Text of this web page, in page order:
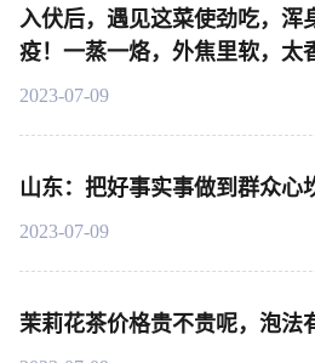
入伏后，遇见这菜使劲吃，浑
疫！一蒸一烙，外焦里软，太
2023-07-09
山东：把好事实事做到群众心
2023-07-09
茉莉花茶价格贵不贵呢，泡法